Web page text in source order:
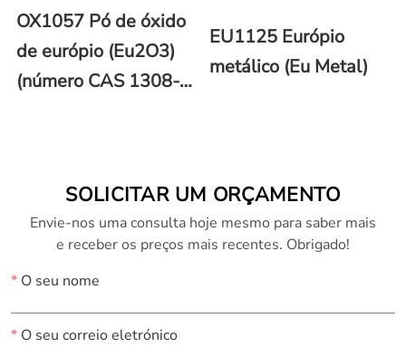
OX1057 Pó de óxido
de európio (Eu2O3)
(número CAS 1308-
EU1125 Európio
metálico (Eu Metal)
SOLICITAR UM ORÇAMENTO
Envie-nos uma consulta hoje mesmo para saber mais
e receber os preços mais recentes. Obrigado!
*O seu nome
*O seu correio eletrónico